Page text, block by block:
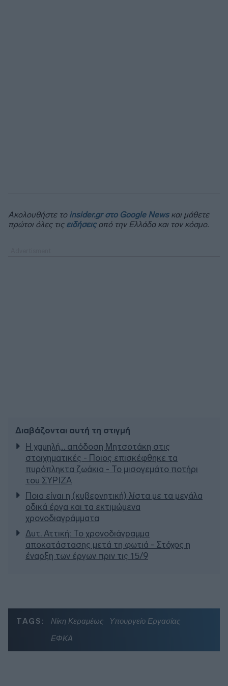
Ακολουθήστε το insider.gr στο Google Newsκαι μάθετε
πρώτοι όλες τις ειδήσειςαπό την Ελλάδα και τον κόσμο.
Διαβάζονται αυτή τη στιγμή
Η χαμηλή… απόδοση Μητσοτάκη στις
στοιχηματικές - Ποιος επισκέφθηκε τα
πυρόπληκτα ζωάκια - Το μισογεμάτο ποτήρι
του ΣΥΡΙΖΑ
Ποια είναι η (κυβερνητική) λίστα με τα μεγάλα
οδικά έργα και τα εκτιμώμενα
χρονοδιαγράμματα
Δυτ. Αττική: Το χρονοδιάγραμμα
αποκατάστασης μετά τη φωτιά - Στόχος η
έναρξη των έργων πριν τις 15/9
TAGS: Νίκη Κεραμέως
Υπουργείο Εργασίας
ΕΦΚΑ